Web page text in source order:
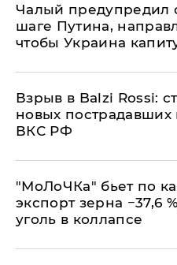
Чалый предупредил
шаге Путина,
чтобы Украина
Взрыв в Balzi Rossi:
новых пострадавших
ВКС РФ
​"МоЛоЧКа" бьет по
экспорт зерна −37,6
уголь в коллапсе